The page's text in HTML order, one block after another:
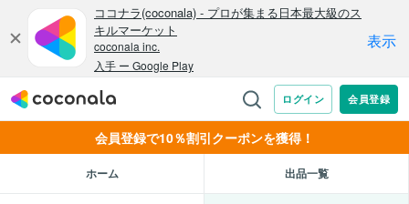
会員登録で10％割引クーポンを獲得！
ホーム 出品一覧